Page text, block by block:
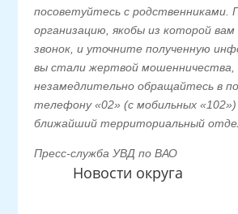
Новости округа
посоветуйтесь с родственниками.
организацию, якобы из которой
звонок, и уточните полученную
вы стали жертвой мошенничества,
незамедлительно обращайтесь в
телефону «02» (с мобильных «102»)
ближайший территориальный
Пресс-служба УВД по ВАО